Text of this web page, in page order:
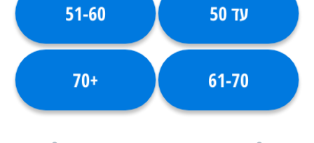
עד 50 51-60
61-70
+70